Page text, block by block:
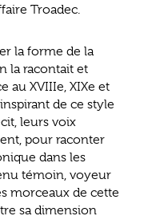
Troadec.
la forme de la
la racontait et
au XVIIIe, XIXe et
de ce style
leurs voix
pour raconter
dans les
témoin, voyeur
morceaux de cette
sa dimension